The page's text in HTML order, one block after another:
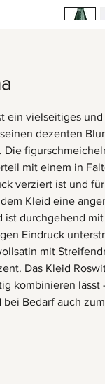
ein vielseitiges
dezenten
Die
mit einem in
verziert ist und
Kleid eine
ist durchgehend
Eindruck
mit
Das Kleid
kombinieren
Bedarf auch